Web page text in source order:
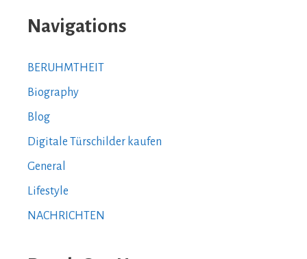
Navigations
BERUHMTHEIT
Biography
Blog
Digitale Türschilder kaufen
General
Lifestyle
NACHRICHTEN